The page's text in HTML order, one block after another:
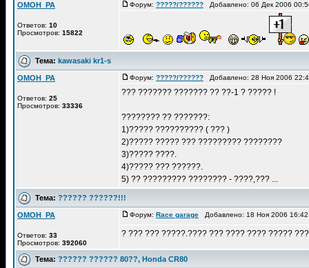
OMOH_PA
Ответов: 10
Просмотров: 15822
Форум: ?????/?????? Добавлено: 06 Дек 2006
Тема: kawasaki kr1-s
OMOH_PA
Ответов: 25
Просмотров: 33336
Форум: ?????/?????? Добавлено: 28 Ноя 2006
??? ??????? ??????? ?? ??-1 ? ????? !
???????? ?? ???????:
1)????? ?????????? ( ??? )
2)????? ????? ??? ????????? ????????
3)????? ????.
4)????? ??? ??????.
5) ?? ????????? ???????? - ????,??? ...
Тема: ?????? ??????!!!
OMOH_PA
Ответов: 33
Просмотров: 392060
Форум: Race garage Добавлено: 18 Ноя 2006
? ??? ??? ?????.???? ??? ???? ???? ?????
Тема: ?????? ?????? 80??, Honda CR80